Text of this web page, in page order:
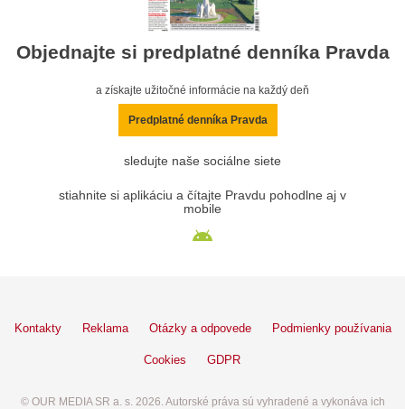
Objednajte si predplatné denníka Pravda
a získajte užitočné informácie na každý deň
Predplatné denníka Pravda
sledujte naše sociálne siete
stiahnite si aplikáciu a čítajte Pravdu pohodlne aj v
mobile
Kontakty Reklama Otázky a odpovede Podmienky používania
Cookies GDPR
© OUR MEDIA SR a. s. 2026. Autorské práva sú vyhradené a vykonáva ich